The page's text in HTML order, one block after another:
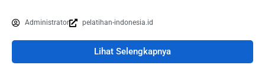
Administrator pelatihan-indonesia.id
Lihat Selengkapnya